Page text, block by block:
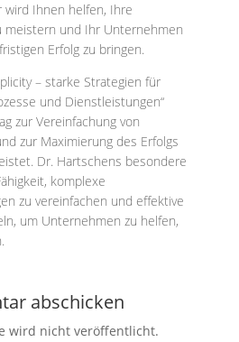
wird Ihnen helfen, Ihre
meistern und Ihr Unternehmen
Erfolg zu bringen.
– starke Strategien für
und Dienstleistungen“
zur Vereinfachung von
zur Maximierung des Erfolgs
Dr. Hartschens besondere
komplexe
zu vereinfachen und effektive
um Unternehmen zu helfen,
abschicken
wird nicht veröffentlicht.